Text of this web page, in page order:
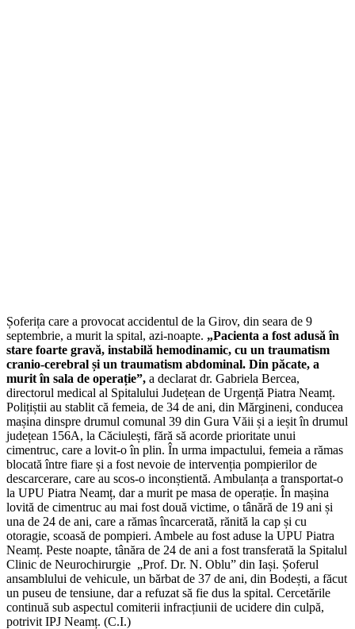
Șoferița care a provocat accidentul de la Girov, din seara de 9
septembrie, a murit la spital, azi-noapte. „Pacienta a fost adusă în
stare foarte gravă, instabilă hemodinamic, cu un traumatism
cranio-cerebral și un traumatism abdominal. Din păcate, a
murit în sala de operație”, a declarat dr. Gabriela Bercea,
directorul medical al Spitalului Județean de Urgență Piatra Neamț.
Polițiștii au stablit că femeia, de 34 de ani, din Mărgineni, conducea
mașina dinspre drumul comunal 39 din Gura Văii și a ieșit în drumul
județean 156A, la Căciulești, fără să acorde prioritate unui
cimentruc, care a lovit-o în plin. În urma impactului, femeia a rămas
blocată între fiare și a fost nevoie de intervenția pompierilor de
descarcerare, care au scos-o inconștientă. Ambulanța a transportat-o
la UPU Piatra Neamț, dar a murit pe masa de operație. În mașina
lovită de cimentruc au mai fost două victime, o tânără de 19 ani și
una de 24 de ani, care a rămas încarcerată, rănită la cap și cu
otoragie, scoasă de pompieri. Ambele au fost aduse la UPU Piatra
Neamț. Peste noapte, tânăra de 24 de ani a fost transferată la Spitalul
Clinic de Neurochirurgie „Prof. Dr. N. Oblu” din Iași. Șoferul
ansamblului de vehicule, un bărbat de 37 de ani, din Bodești, a făcut
un puseu de tensiune, dar a refuzat să fie dus la spital. Cercetările
continuă sub aspectul comiterii infracțiunii de ucidere din culpă,
potrivit IPJ Neamț. (C.I.)